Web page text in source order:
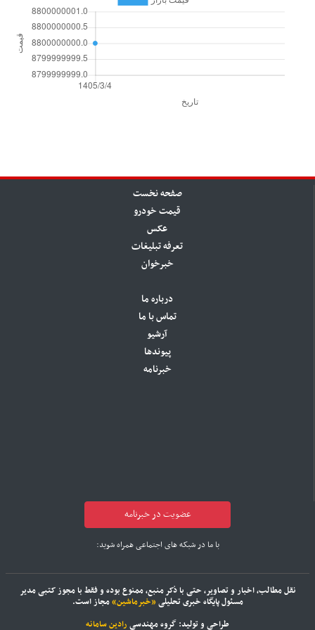
صفحه نخست
قیمت خودرو
عکس
تعرفه تبلیغات
خبرخوان
درباره ما
تماس با ما
آرشیو
پیوندها
خبرنامه
عضویت در خبرنامه
با ما در شبکه های اجتماعی همراه شوید:
نقل مطالب، اخبار و تصاویر، حتی با ذکر منبع، ممنوع بوده و فقط با مجوز کتبی مدیر
مسئول پایگاه خبری تحلیلی «خبرماشین»مجاز است.
طراحی و تولید: گروه مهندسی رادین سامانه